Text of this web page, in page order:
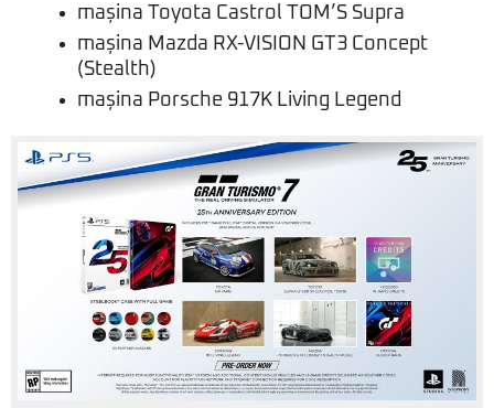
mașina Toyota Castrol TOM’S Supra
mașina Mazda RX-VISION GT3 Concept
(Stealth)
mașina Porsche 917K Living Legend